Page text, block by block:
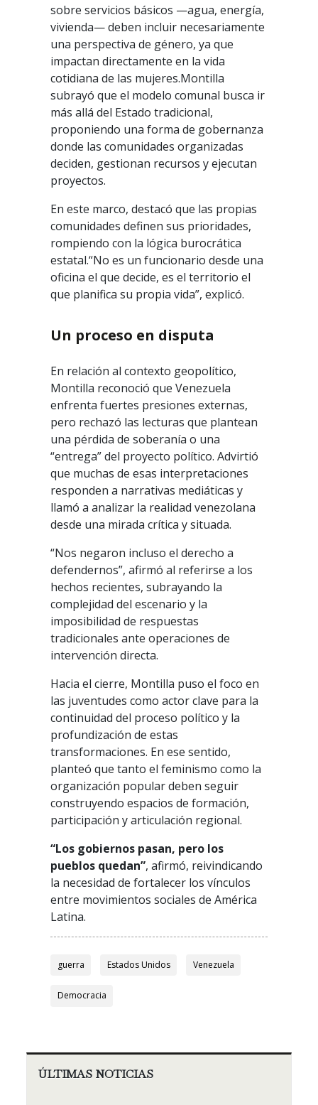
sobre servicios básicos —agua, energía,
vivienda— deben incluir necesariamente
una perspectiva de género, ya que
impactan directamente en la vida
cotidiana de las mujeres.Montilla
subrayó que el modelo comunal busca ir
más allá del Estado tradicional,
proponiendo una forma de gobernanza
donde las comunidades organizadas
deciden, gestionan recursos y ejecutan
proyectos.
En este marco, destacó que las propias
comunidades definen sus prioridades,
rompiendo con la lógica burocrática
estatal.“No es un funcionario desde una
oficina el que decide, es el territorio el
que planifica su propia vida”, explicó.
Un proceso en disputa
En relación al contexto geopolítico,
Montilla reconoció que Venezuela
enfrenta fuertes presiones externas,
pero rechazó las lecturas que plantean
una pérdida de soberanía o una
“entrega” del proyecto político. Advirtió
que muchas de esas interpretaciones
responden a narrativas mediáticas y
llamó a analizar la realidad venezolana
desde una mirada crítica y situada.
“Nos negaron incluso el derecho a
defendernos”, afirmó al referirse a los
hechos recientes, subrayando la
complejidad del escenario y la
imposibilidad de respuestas
tradicionales ante operaciones de
intervención directa.
Hacia el cierre, Montilla puso el foco en
las juventudes como actor clave para la
continuidad del proceso político y la
profundización de estas
transformaciones. En ese sentido,
planteó que tanto el feminismo como la
organización popular deben seguir
construyendo espacios de formación,
participación y articulación regional.
“Los gobiernos pasan, pero los
pueblos quedan”, afirmó, reivindicando
la necesidad de fortalecer los vínculos
entre movimientos sociales de América
Latina.
guerra Estados Unidos Venezuela
Democracia
ÚLTIMAS NOTICIAS